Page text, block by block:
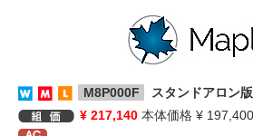
M8P000F
スタンドアロン版
¥ 217,140 本体価格 ¥ 197,400